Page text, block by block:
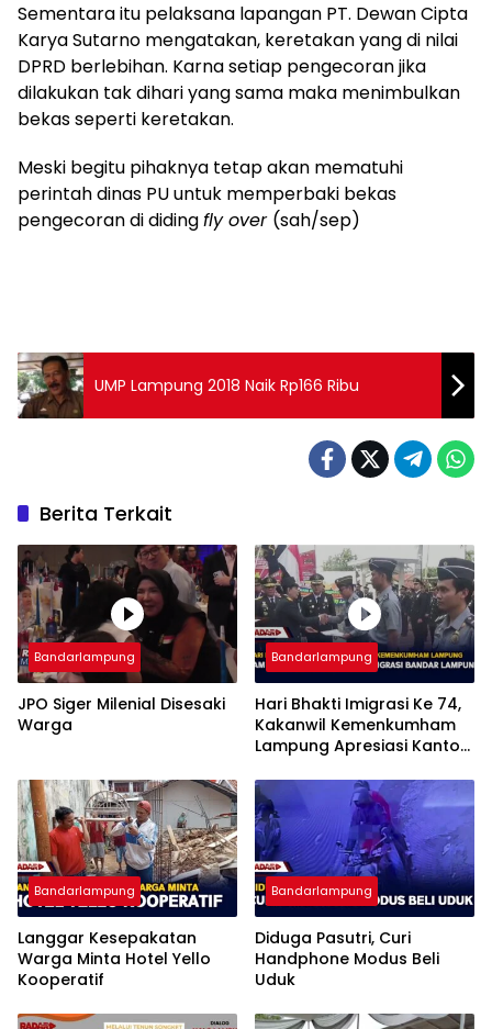
Sementara itu pelaksana lapangan PT. Dewan Cipta
Karya Sutarno mengatakan, keretakan yang di nilai
DPRD berlebihan. Karna setiap pengecoran jika
dilakukan tak dihari yang sama maka menimbulkan
bekas seperti keretakan.
Meski begitu pihaknya tetap akan mematuhi
perintah dinas PU untuk memperbaki bekas
pengecoran di didingfly over (sah/sep)
UMP Lampung 2018 Naik Rp166 Ribu
Berita Terkait
Bandarlampung
JPO Siger Milenial Disesaki
Warga
Bandarlampung
Hari Bhakti Imigrasi Ke 74,
Kakanwil Kemenkumham
Lampung Apresiasi Kantor
Bandarlampung
Langgar Kesepakatan
Warga Minta Hotel Yello
Kooperatif
Bandarlampung
Diduga Pasutri, Curi
Handphone Modus Beli
Uduk